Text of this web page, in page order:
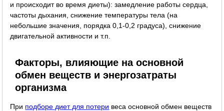
и происходит во время диеты): замедление работы сердца,
частоты дыхания, снижение температуры тела (на
небольшие значения, порядка 0,1-0,2 градуса), снижение
двигательной активности и т.п.
Факторы, влияющие на основной
обмен веществ и энергозатраты
организма
При подборе диет для потери веса основной обмен веществ